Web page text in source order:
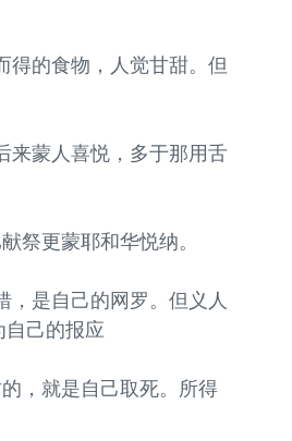
得的食物，人觉甘甜。但
来蒙人喜悦，多于那用舌
祭更蒙耶和华悦纳。
，是自己的网罗。但义人
己的报应
，就是自己取死。所得